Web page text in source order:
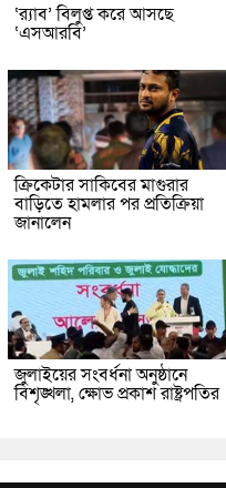
‘র‍্যাব’ বিলুপ্ত করে আসছে
‘এসআরবি’
ক্রিকেটার সাকিবের মাগুরার
বাড়িতে হামলার পর প্রতিক্রিয়া
জানালেন
জুলাইয়ের সংবর্ধনা অনুষ্ঠানে
বিশৃঙ্খলা, ক্ষোভ প্রকাশ রাষ্ট্রপতির